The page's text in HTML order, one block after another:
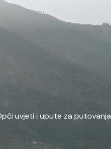
uvjeti i upute za putovanja